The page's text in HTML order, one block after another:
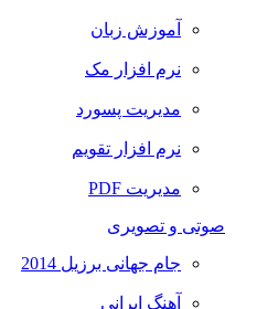
آموزش زبان
نرم افزار مک
مدیریت پسورد
نرم افزار تقویم
مدیریت PDF
صوتی و تصویری
جام جهانی برزیل 2014
آهنگ ایرانی